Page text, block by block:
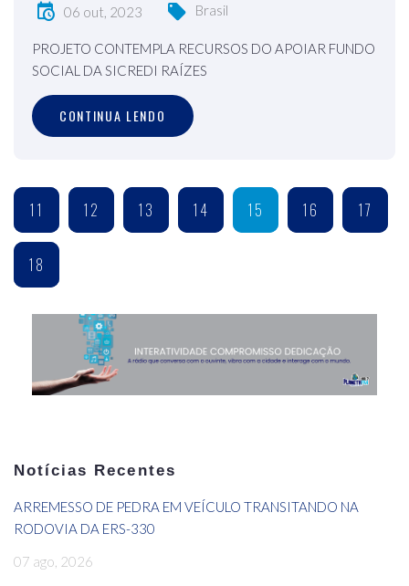
06 out, 2023 Brasil
PROJETO CONTEMPLA RECURSOS DO APOIAR FUNDO
SOCIAL DA SICREDI RAÍZES
CONTINUA LENDO
11 12 13 14 15 16 17
18
Notícias Recentes
ARREMESSO DE PEDRA EM VEÍCULO TRANSITANDO NA
RODOVIA DA ERS-330
07 ago, 2026